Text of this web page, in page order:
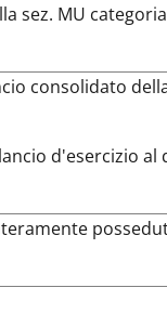
sez. MU categoria
consolidato
d'esercizio al